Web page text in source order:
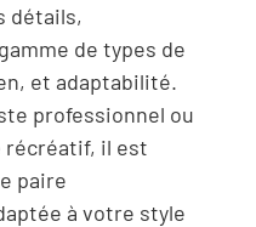
détails,
de types de
et adaptabilité.
professionnel ou
récréatif, il est
paire
à votre style